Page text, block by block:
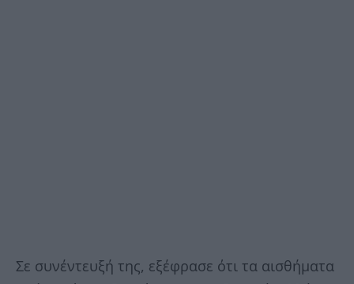
Σε συνέντευξή της, εξέφρασε ότι τα αισθήματα